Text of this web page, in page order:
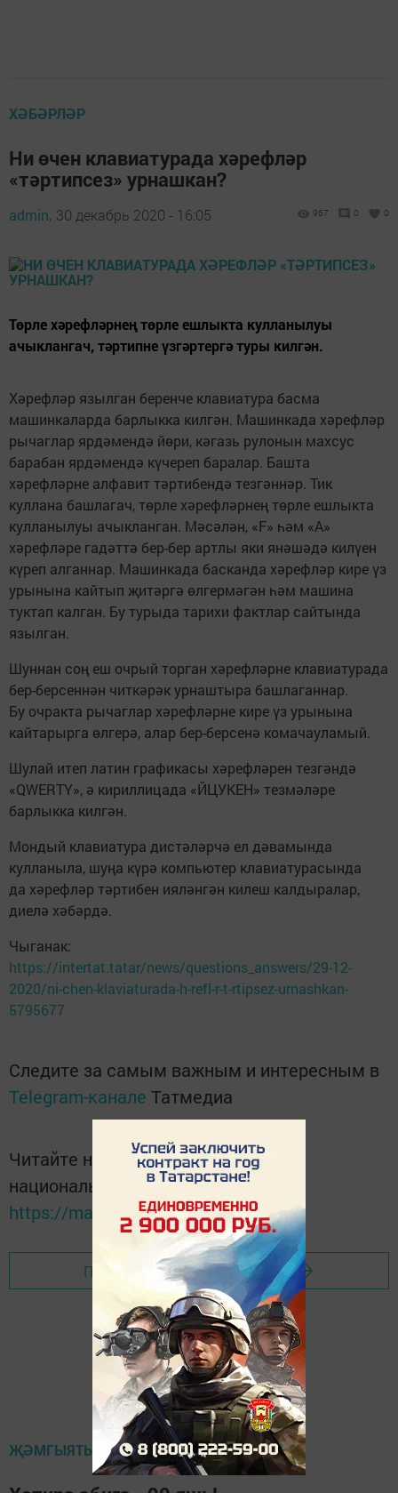
ХӘБӘРЛӘР
Ни өчен клавиатурада хәрефләр
«тәртипсез» урнашкан?
admin, 30 декабрь 2020 - 16:05 967 0 0
Төрле хәрефләрнең төрле ешлыкта кулланылуы
ачыклангач, тәртипне үзгәртергә туры килгән.
Хәрефләр язылган беренче клавиатура басма
машинкаларда барлыкка килгән. Машинкада хәрефләр
рычаглар ярдәмендә йөри, кәгазь рулонын махсус
барабан ярдәмендә күчереп баралар. Башта
хәрефләрне алфавит тәртибендә тезгәннәр. Тик
куллана башлагач, төрле хәрефләрнең төрле ешлыкта
кулланылуы ачыкланган. Мәсәлән, «F» һәм «A»
хәрефләре гадәттә бер-бер артлы яки янәшәдә килүен
күреп алганнар. Машинкада басканда хәрефләр кире үз
урынына кайтып җитәргә өлгермәгән һәм машина
туктап калган. Бу турыда тарихи фактлар сайтында
язылган.
Шуннан соң еш очрый торган хәрефләрне клавиатурада
бер-берсеннән читкәрәк урнаштыра башлаганнар.
Бу очракта рычаглар хәрефләрне кире үз урынына
кайтарырга өлгерә, алар бер-берсенә комачауламый.
Шулай итеп латин графикасы хәрефләрен тезгәндә
«QWERTY», ә кириллицада «ЙЦУКЕН» тезмәләре
барлыкка килгән.
Мондый клавиатура дистәләрчә ел дәвамында
кулланыла, шуңа күрә компьютер клавиатурасында
да хәрефләр тәртибен ияләнгән килеш калдыралар,
диелә хәбәрдә.
Чыганак:
https://intertat.tatar/news/questions_answers/29-12-
2020/ni-chen-klaviaturada-h-refl-r-t-rtipsez-urnashkan-
5795677
Следите за самым важным и интересным в
Telegram-канале Татмедиа
Читайте новости Татарстана в
национальном мессенджере MАХ:
https://max.ru/tatmedia
Перейти на страницу новости
ҖӘМГЫЯТЬ